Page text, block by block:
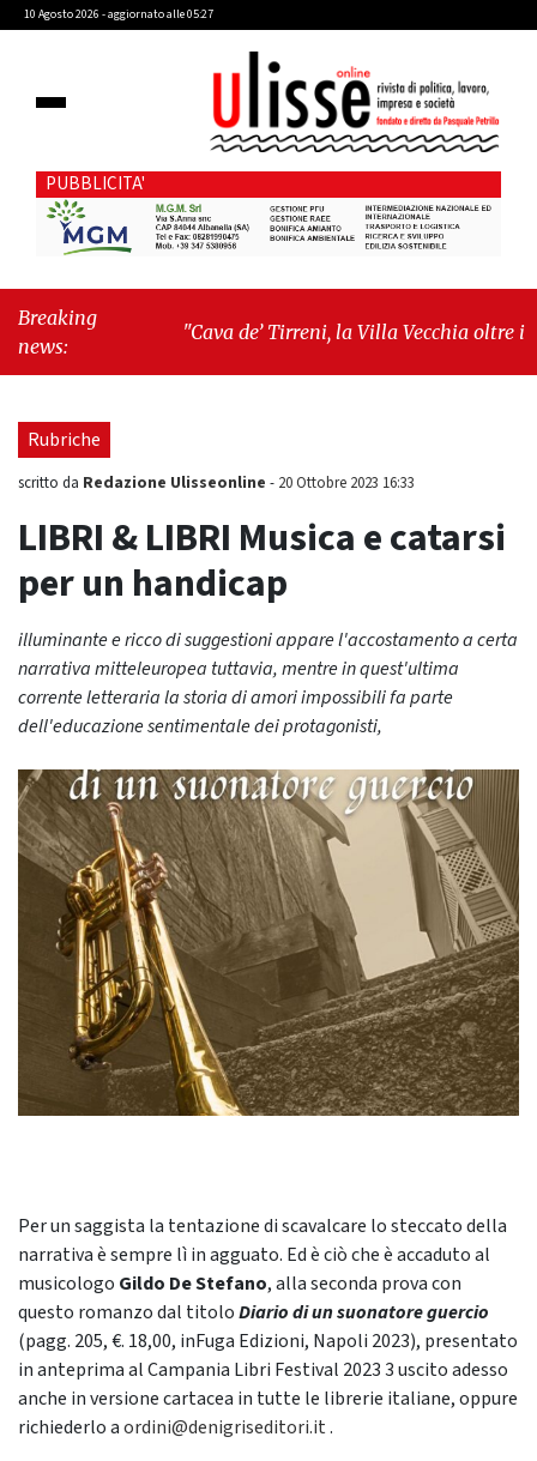
10 Agosto 2026 - aggiornato alle 05:27
PUBBLICITA'
Breaking
news:
"Cava de’ Tirreni, la Villa Vecchia oltre i
Rubriche
scritto da Redazione Ulisseonline - 20 Ottobre 2023 16:33
LIBRI & LIBRI Musica e catarsi
per un handicap
illuminante e ricco di suggestioni appare l'accostamento a certa
narrativa mitteleuropea tuttavia, mentre in quest'ultima
corrente letteraria la storia di amori impossibili fa parte
dell'educazione sentimentale dei protagonisti,
Per un saggista la tentazione di scavalcare lo steccato della
narrativa è sempre lì in agguato. Ed è ciò che è accaduto al
musicologo Gildo De Stefano, alla seconda prova con
questo romanzo dal titoloDiario di un suonatore guercio
(pagg. 205, €. 18,00, inFuga Edizioni, Napoli 2023), presentato
in anteprima al Campania Libri Festival 2023 3 uscito adesso
anche in versione cartacea in tutte le librerie italiane, oppure
richiederlo aordini@denigriseditori.it.